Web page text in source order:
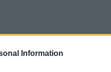
Information